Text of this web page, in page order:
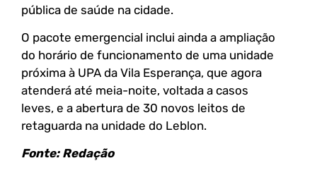
pública de saúde na cidade.
O pacote emergencial inclui ainda a ampliação
do horário de funcionamento de uma unidade
próxima à UPA da Vila Esperança, que agora
atenderá até meia-noite, voltada a casos
leves, e a abertura de 30 novos leitos de
retaguarda na unidade do Leblon.
Fonte: Redação